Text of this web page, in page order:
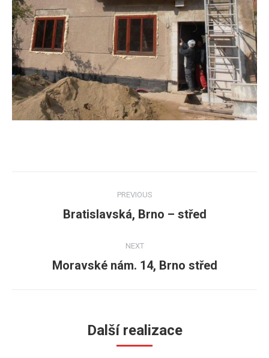
navigation
PREVIOUS
Previous
Bratislavská, Brno – střed
NEXT
Next
Moravské nám. 14, Brno střed
Další realizace